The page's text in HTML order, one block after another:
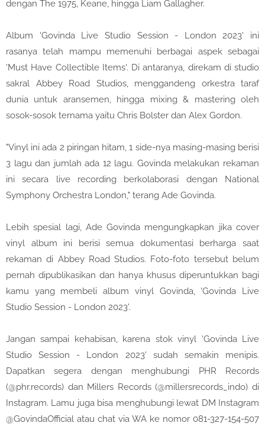
dengan The 1975, Keane, hingga Liam Gallagher.
Album 'Govinda Live Studio Session - London 2023' ini
rasanya telah mampu memenuhi berbagai aspek sebagai
'Must Have Collectible Items'. Di antaranya, direkam di studio
sakral Abbey Road Studios, menggandeng orkestra taraf
dunia untuk aransemen, hingga mixing & mastering oleh
sosok-sosok ternama yaitu Chris Bolster dan Alex Gordon.
"Vinyl ini ada 2 piringan hitam, 1 side-nya masing-masing berisi
3 lagu dan jumlah ada 12 lagu. Govinda melakukan rekaman
ini secara live recording berkolaborasi dengan National
Symphony Orchestra London," terang Ade Govinda.
Lebih spesial lagi, Ade Govinda mengungkapkan jika cover
vinyl album ini berisi semua dokumentasi berharga saat
rekaman di Abbey Road Studios. Foto-foto tersebut belum
pernah dipublikasikan dan hanya khusus diperuntukkan bagi
kamu yang membeli album vinyl Govinda, 'Govinda Live
Studio Session - London 2023'.
Jangan sampai kehabisan, karena stok vinyl 'Govinda Live
Studio Session - London 2023' sudah semakin menipis.
Dapatkan segera dengan menghubungi PHR Records
(@phr.records) dan Millers Records (@millersrecords_indo) di
Instagram. Lamu juga bisa menghubungi lewat DM Instagram
@GovindaOfficial atau chat via WA ke nomor 081-327-154-507